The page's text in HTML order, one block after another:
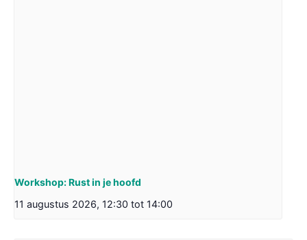
Workshop: Rust in je hoofd
11 augustus 2026, 12:30 tot 14:00